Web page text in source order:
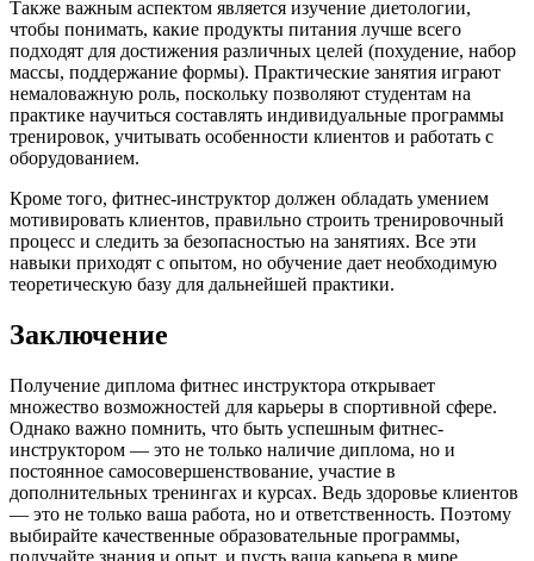
Также важным аспектом является изучение диетологии,
чтобы понимать, какие продукты питания лучше всего
подходят для достижения различных целей (похудение, набор
массы, поддержание формы). Практические занятия играют
немаловажную роль, поскольку позволяют студентам на
практике научиться составлять индивидуальные программы
тренировок, учитывать особенности клиентов и работать с
оборудованием.
Кроме того, фитнес-инструктор должен обладать умением
мотивировать клиентов, правильно строить тренировочный
процесс и следить за безопасностью на занятиях. Все эти
навыки приходят с опытом, но обучение дает необходимую
теоретическую базу для дальнейшей практики.
Заключение
Получение диплома фитнес инструктора открывает
множество возможностей для карьеры в спортивной сфере.
Однако важно помнить, что быть успешным фитнес-
инструктором — это не только наличие диплома, но и
постоянное самосовершенствование, участие в
дополнительных тренингах и курсах. Ведь здоровье клиентов
— это не только ваша работа, но и ответственность. Поэтому
выбирайте качественные образовательные программы,
получайте знания и опыт, и пусть ваша карьера в мире